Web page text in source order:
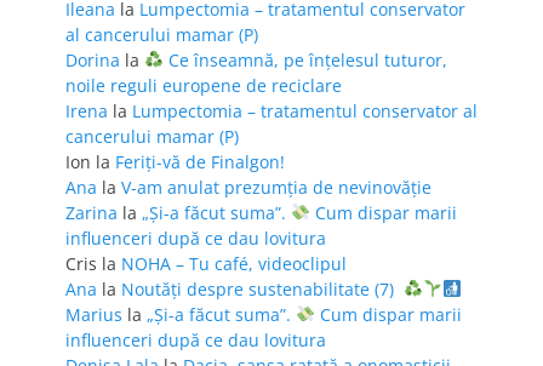
Ileana la Lumpectomia – tratamentul conservator
al cancerului mamar (P)
Dorina la
Ce înseamnă, pe înțelesul tuturor,
noile reguli europene de reciclare
Irena la Lumpectomia – tratamentul conservator al
cancerului mamar (P)
Ion la Feriţi-vă de Finalgon!
Ana la V-am anulat prezumția de nevinovăție
Zarina la „Și-a făcut suma”.
Cum dispar marii
influenceri după ce dau lovitura
Cris la NOHA – Tu café, videoclipul
Ana la Noutăți despre sustenabilitate (7)
Marius la „Și-a făcut suma”.
Cum dispar marii
influenceri după ce dau lovitura